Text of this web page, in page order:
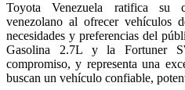
Toyota Venezuela ratifica su
venezolano al ofrecer vehículos
necesidades y preferencias del
Gasolina 2.7L y la Fortuner
compromiso, y representa una
buscan un vehículo confiable,